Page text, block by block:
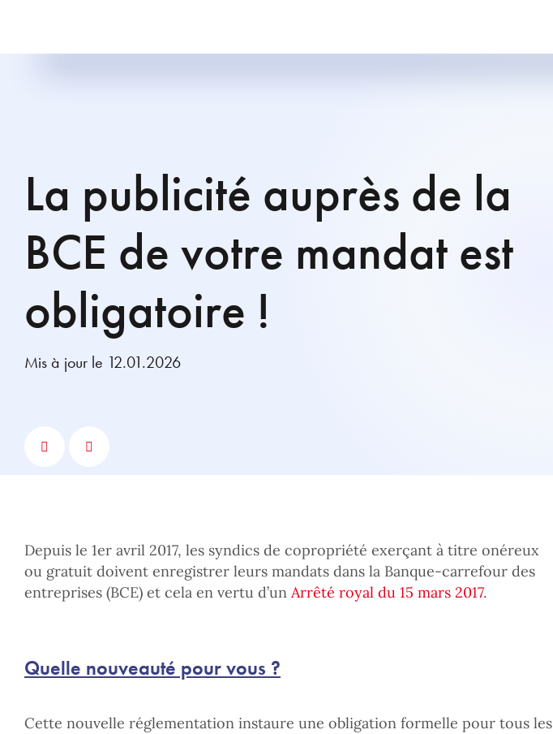
La publicité auprès de la
BCE de votre mandat est
obligatoire !
Mis à jour le 12.01.2026
Depuis le 1er avril 2017, les syndics de copropriété exerçant à titre onéreux
ou gratuit doivent enregistrer leurs mandats dans la Banque-carrefour des
entreprises (BCE) et cela en vertu d’un Arrêté royal du 15 mars 2017.
Quelle nouveauté pour vous ?
Cette nouvelle réglementation instaure une obligation formelle pour tous les